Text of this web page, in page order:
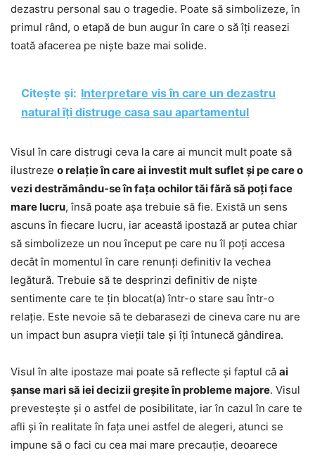
dezastru personal sau o tragedie. Poate să simbolizeze, în
primul rând, o etapă de bun augur în care o să îți reasezi
toată afacerea pe niște baze mai solide.
Citește și: Interpretare vis în care un dezastru
natural îți distruge casa sau apartamentul
Visul în care distrugi ceva la care ai muncit mult poate să
ilustreze o relație în care ai investit mult suflet și pe care o
vezi destrămându-se în fața ochilor tăi fără să poți face
mare lucru, însă poate așa trebuie să fie. Există un sens
ascuns în fiecare lucru, iar această ipostază ar putea chiar
să simbolizeze un nou început pe care nu îl poți accesa
decât în momentul în care renunți definitiv la vechea
legătură. Trebuie să te desprinzi definitiv de niște
sentimente care te țin blocat(a) într-o stare sau într-o
relație. Este nevoie să te debarasezi de cineva care nu are
un impact bun asupra vieții tale și îți întunecă gândirea.
Visul în alte ipostaze mai poate să reflecte și faptul că ai
șanse mari să iei decizii greșite în probleme majore. Visul
prevestește și o astfel de posibilitate, iar în cazul în care te
afli și în realitate în fața unei astfel de alegeri, atunci se
impune să o faci cu cea mai mare precauție, deoarece